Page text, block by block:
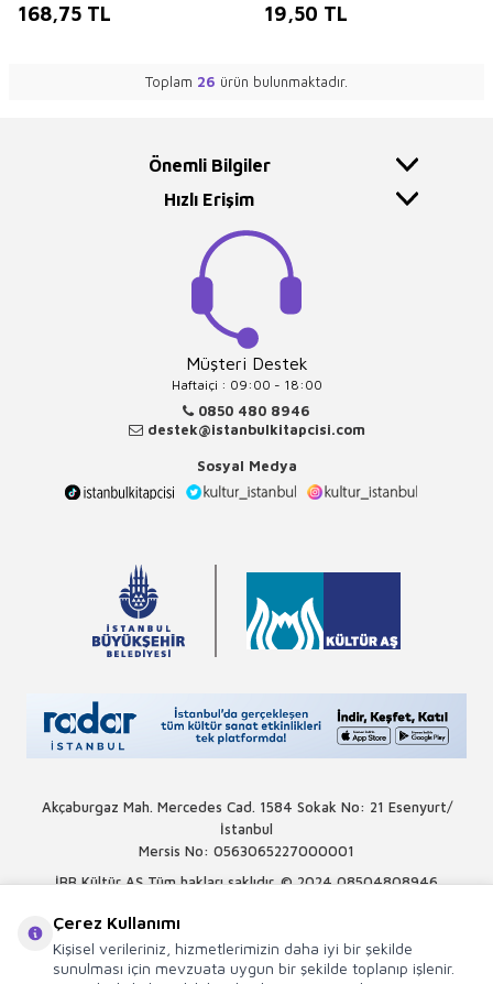
168,75 TL 19,50 TL
Toplam 26 ürün bulunmaktadır.
Önemli Bilgiler
Hızlı Erişim
Müşteri Destek
Haftaiçi : 09:00 - 18:00
0850 480 8946
destek@istanbulkitapcisi.com
Sosyal Medya
Akçaburgaz Mah. Mercedes Cad. 1584 Sokak No: 21 Esenyurt/
İstanbul
Mersis No: 0563065227000001
İBB Kültür AŞ Tüm hakları saklıdır. © 2024 08504808946
Çerez Kullanımı
Kişisel verileriniz, hizmetlerimizin daha iyi bir şekilde
sunulması için mevzuata uygun bir şekilde toplanıp işlenir.